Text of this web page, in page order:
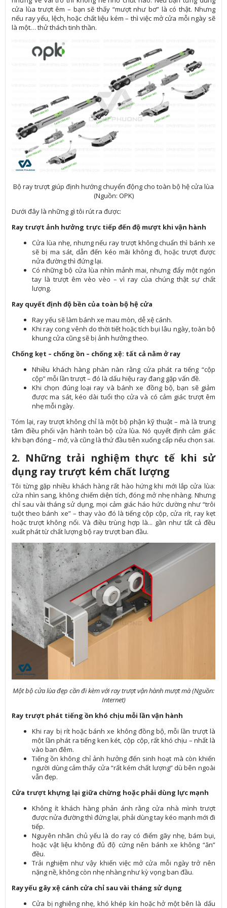
cửa lùa trượt êm – bạn sẽ thấy “mượt như bơ” là có thật. Nhưng
nếu ray yếu, lệch, hoặc chất liệu kém – thì việc mở cửa mỗi ngày sẽ
là một… thử thách tinh thần.
Bộ ray trượt giúp định hướng chuyển động cho toàn bộ hệ cửa lùa
(Nguồn: OPK)
Dưới đây là những gì tôi rút ra được:
Ray trượt ảnh hưởng trực tiếp đến độ mượt khi vận hành
Cửa lùa nhẹ, nhưng nếu ray trượt không chuẩn thì bánh xe
sẽ bị ma sát, dẫn đến kéo mãi không đi, hoặc trượt được
nửa đường thì đứng lại.
Có những bộ cửa lùa nhìn mảnh mai, nhưng đẩy một ngón
tay là trượt êm vèo vèo – vì ray của chúng thật sự chất
lượng.
Ray quyết định độ bền của toàn bộ hệ cửa
Ray yếu sẽ làm bánh xe mau mòn, dễ xệ cánh.
Khi ray cong vênh do thời tiết hoặc tích bụi lâu ngày, toàn bộ
khung cửa cũng sẽ bị ảnh hưởng theo.
Chống kẹt – chống ồn – chống xệ: tất cả nằm ở ray
Nhiều khách hàng phàn nàn rằng cửa phát ra tiếng “cộp
cộp” mỗi lần trượt – đó là dấu hiệu ray đang gặp vấn đề.
Khi chọn đúng loại ray và bánh xe đồng bộ, bạn sẽ giảm
được ma sát, kéo dài tuổi thọ cửa và có cảm giác trượt êm
nhẹ mỗi ngày.
Tóm lại, ray trượt không chỉ là một bộ phận kỹ thuật – mà là trung
tâm điều phối vận hành toàn bộ cửa lùa. Nó quyết định cảm giác
khi bạn đóng – mở, và cũng là thứ đầu tiên xuống cấp nếu chọn sai.
2. Những trải nghiệm thực tế khi sử
dụng ray trượt kém chất lượng
Tôi từng gặp nhiều khách hàng rất hào hứng khi mới lắp cửa lùa:
cửa nhìn sang, không chiếm diện tích, đóng mở nhẹ nhàng. Nhưng
chỉ sau vài tháng sử dụng, mọi cảm giác háo hức dường như “trôi
tuột theo bánh xe” – thay vào đó là tiếng cộp cộp, cửa rít, ray kẹt
hoặc trượt không nổi. Và điều trùng hợp là... gần như tất cả đều
xuất phát từ chất lượng bộ ray trượt ban đầu.
Một bộ cửa lùa đẹp cần đi kèm với ray trượt vận hành mượt mà (Nguồn:
Internet)
Ray trượt phát tiếng ồn khó chịu mỗi lần vận hành
Khi ray bị rít hoặc bánh xe không đồng bộ, mỗi lần trượt là
một lần phát ra tiếng ken két, cộp cộp, rất khó chịu – nhất là
vào ban đêm.
Tiếng ồn không chỉ ảnh hưởng đến sinh hoạt mà còn khiến
người dùng cảm thấy cửa “rất kém chất lượng” dù bên ngoài
vẫn đẹp.
Cửa trượt khựng lại giữa chừng hoặc phải dùng lực mạnh
Không ít khách hàng phản ánh rằng cửa nhà mình trượt
được nửa đường thì đứng lại, phải dùng tay kéo mạnh mới đi
tiếp.
Nguyên nhân chủ yếu là do ray có điểm gãy nhẹ, bám bụi,
hoặc vật liệu không đủ độ cứng nên bánh xe không “ăn”
đều.
Trải nghiệm như vậy khiến việc mở cửa mỗi ngày trở nên
nặng nề, không còn nhẹ nhàng như kỳ vọng ban đầu.
Ray yếu gây xệ cánh cửa chỉ sau vài tháng sử dụng
Cửa bị nghiêng nhẹ, khó khép kín hoặc hở một bên là dấu